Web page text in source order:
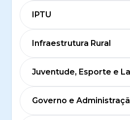
IPTU
Infraestrutura Rural
Juventude, Esporte e
Governo e